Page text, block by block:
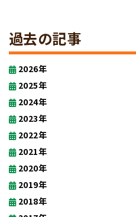
過去の記事
2026年
2025年
2024年
2023年
2022年
2021年
2020年
2019年
2018年